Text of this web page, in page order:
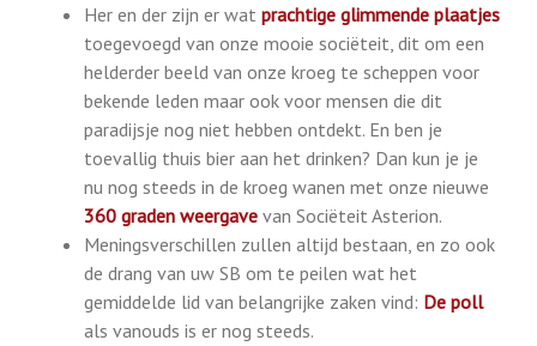
Her en der zijn er wat prachtige glimmende plaatjes
toegevoegd van onze mooie sociëteit, dit om een
helderder beeld van onze kroeg te scheppen voor
bekende leden maar ook voor mensen die dit
paradijsje nog niet hebben ontdekt. En ben je
toevallig thuis bier aan het drinken? Dan kun je je
nu nog steeds in de kroeg wanen met onze nieuwe
360 graden weergave van Sociëteit Asterion.
Meningsverschillen zullen altijd bestaan, en zo ook
de drang van uw SB om te peilen wat het
gemiddelde lid van belangrijke zaken vind: De poll
als vanouds is er nog steeds.